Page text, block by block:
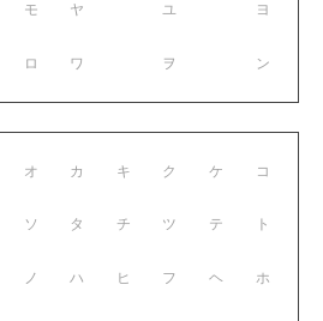
モ
ロ
ヤ ユ ヨ
ワ ヲ ン
オ
ソ
ノ
カ キ ク ケ コ
タ チ ツ テ ト
ハ ヒ フ ヘ ホ